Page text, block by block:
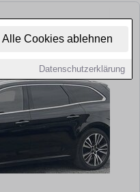
Alle Cookies ablehnen
Datenschutzerklärung